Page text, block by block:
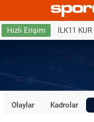
Hızlı Erişim İLK11 KUR
Olaylar Kadrolar